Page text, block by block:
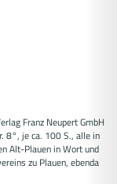
Franz Neupert GmbH
8°, je ca. 100 S., alle in
Alt-Plauen in Wort und
zu Plauen, ebenda